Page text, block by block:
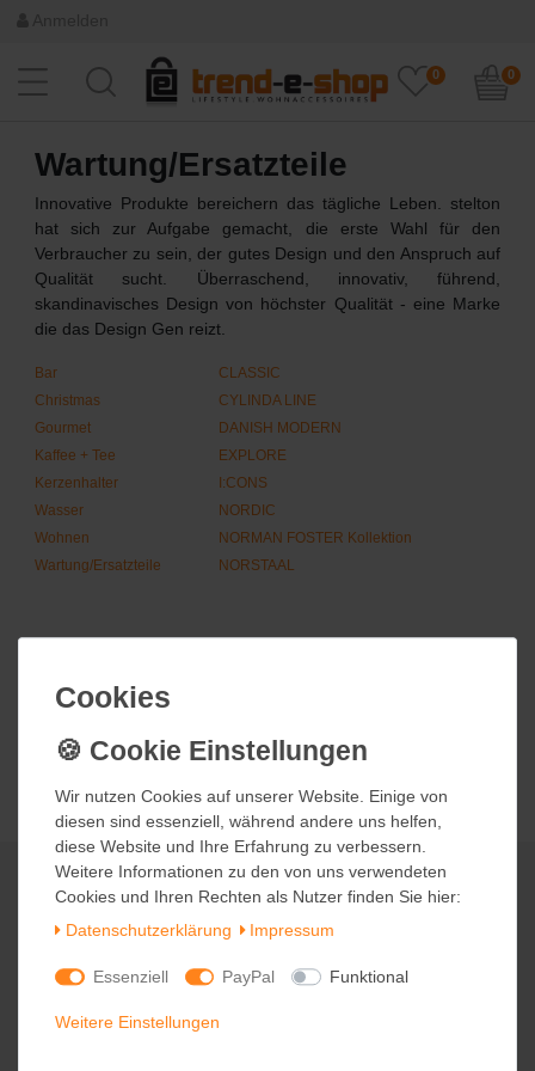
Cookies
Wir nutzen Cookies auf unserer Website. Einige von
diesen sind essenziell, während andere uns helfen,
diese Website und Ihre Erfahrung zu verbessern.
Weitere Informationen zu den von uns verwendeten
Cookies und Ihren Rechten als Nutzer finden Sie hier:
Daten­schutz­erklärung
Impressum
Essenziell PayPal Funktional
Weitere Einstellungen
0 0
Wartung/Ersatzteile
Innovative Produkte bereichern das tägliche Leben. stelton
hat sich zur Aufgabe gemacht, die erste Wahl für den
Verbraucher zu sein, der gutes Design und den Anspruch auf
Qualität sucht. Überraschend, innovativ, führend,
skandinavisches Design von höchster Qualität - eine Marke
die das Design Gen reizt.
Bar
CLASSIC
Christmas
CYLINDA LINE
Gourmet
DANISH MODERN
Kaffee + Tee
EXPLORE
Kerzenhalter
I:CONS
Wasser
NORDIC
Wohnen
NORMAN FOSTER Kollektion
Wartung/Ersatzteile
NORSTAAL
Rufen Sie uns an
+49 (0) 911 97565096*
*telefonieren zum üblichen Ortstarif. Verbindugsgebühren für Anrufe aus dem
Schreiben Sie uns
Cookies
Wir nutzen Cookies auf unserer Website. Einige von
diesen sind essenziell, während andere uns helfen,
diese Website und Ihre Erfahrung zu verbessern.
Weitere Informationen zu den von uns verwendeten
Cookies und Ihren Rechten als Nutzer finden Sie hier:
Daten­schutz­erklärung
Impressum
Essenziell PayPal Funktional
Weitere Einstellungen